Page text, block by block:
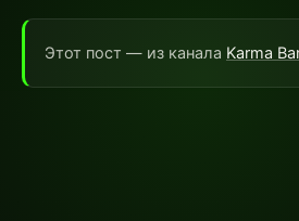
Этот пост — из канала Karma